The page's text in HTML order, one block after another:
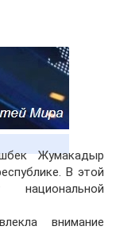
Жумакадыр
В этой
национальной
внимание